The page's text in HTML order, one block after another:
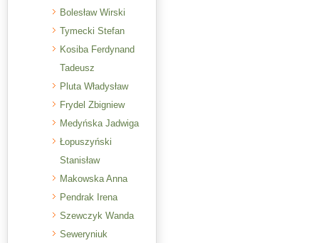
Bolesław Wirski
Tymecki Stefan
Kosiba Ferdynand
Tadeusz
Pluta Władysław
Frydel Zbigniew
Medyńska Jadwiga
Łopuszyński
Stanisław
Makowska Anna
Pendrak Irena
Szewczyk Wanda
Seweryniuk